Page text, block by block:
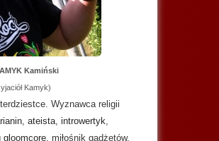
Kamiński
Kamyk)
Wyznawca religii
, ateista, introwertyk,
gloomcore, miłośnik gadżetów,